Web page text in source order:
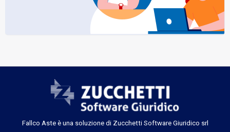
Fallco Aste è una soluzione di Zucchetti Software Giuridico srl